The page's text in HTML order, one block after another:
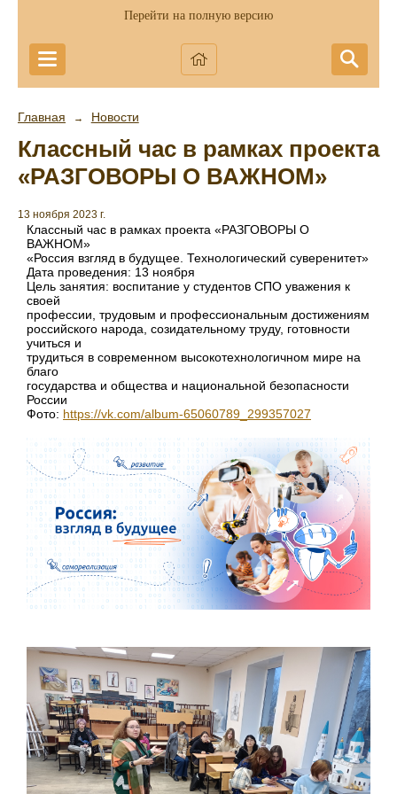
Перейти на полную версию
Главная → Новости
Классный час в рамках проекта
«РАЗГОВОРЫ О ВАЖНОМ»
13 ноября 2023 г.
Классный час в рамках проекта «РАЗГОВОРЫ О
ВАЖНОМ»
«Россия взгляд в будущее. Технологический суверенитет»
Дата проведения: 13 ноября
Цель занятия: воспитание у студентов СПО уважения к
своей
профессии, трудовым и профессиональным достижениям
российского народа, созидательному труду, готовности
учиться и
трудиться в современном высокотехнологичном мире на
благо
государства и общества и национальной безопасности
России
Фото: https://vk.com/album-65060789_299357027